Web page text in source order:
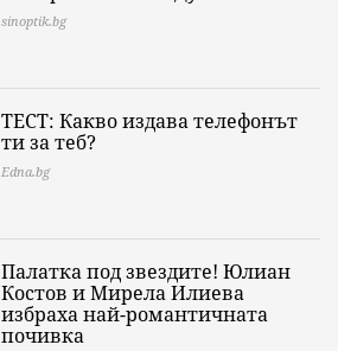
sinoptik.bg
ТЕСТ: Какво издава телефонът
ти за теб?
Edna.bg
Палатка под звездите! Юлиан
Костов и Мирела Илиева
избраха най-романтичната
почивка